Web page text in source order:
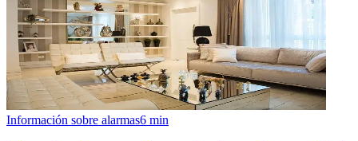
Información sobre alarmas6 min